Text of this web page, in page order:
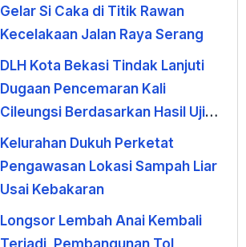
Gelar Si Caka di Titik Rawan
Kecelakaan Jalan Raya Serang
DLH Kota Bekasi Tindak Lanjuti
Dugaan Pencemaran Kali
Cileungsi Berdasarkan Hasil Uji
Laboratorium
Kelurahan Dukuh Perketat
Pengawasan Lokasi Sampah Liar
Usai Kebakaran
Longsor Lembah Anai Kembali
Terjadi, Pembangunan Tol